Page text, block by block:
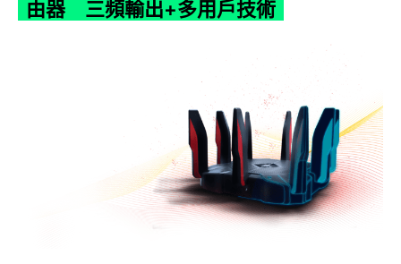
由器 三頻輸出+多用戶技術